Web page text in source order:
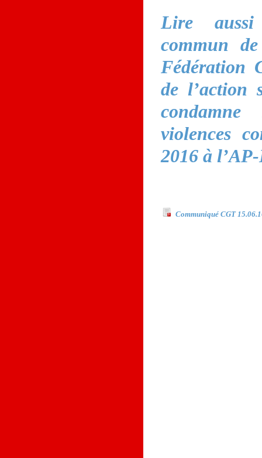
Lire aussi
commun
Fédération
de l’action
violences
2016 à
Communiqué CGT